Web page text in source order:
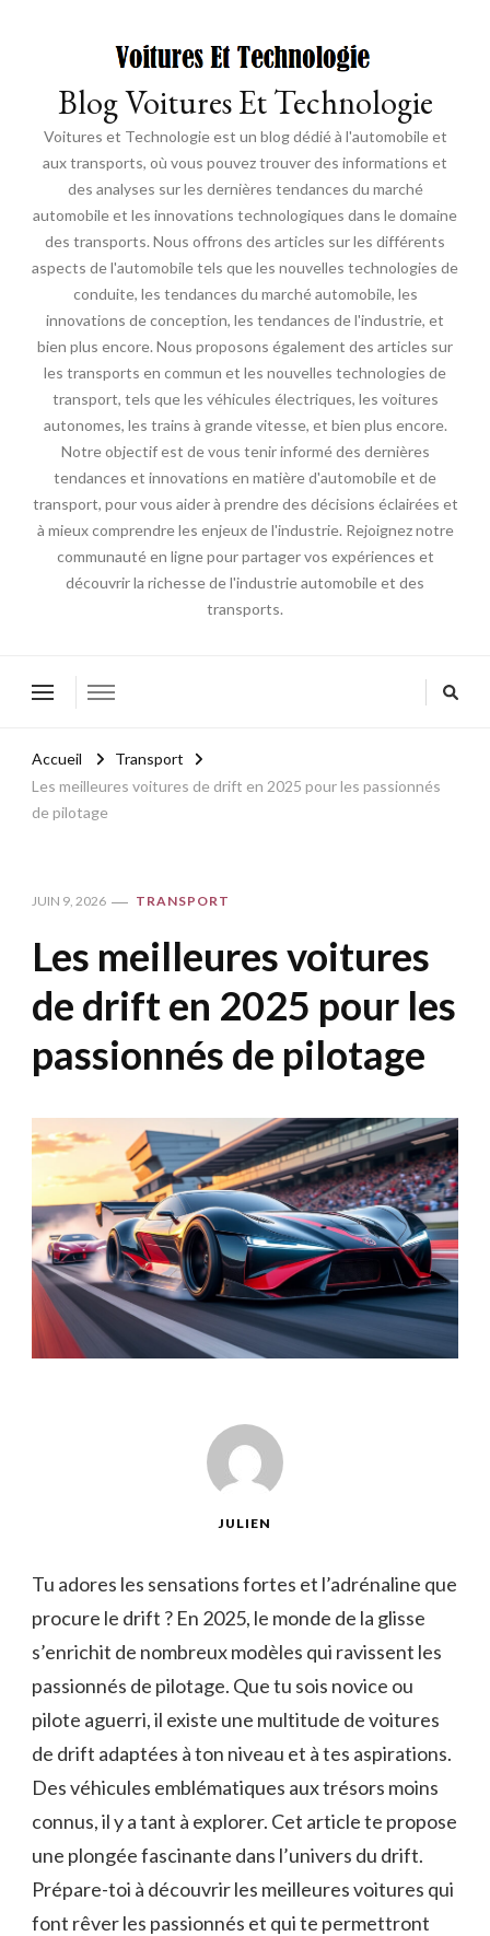
Blog Voitures Et Technologie
Voitures et Technologie est un blog dédié à l'automobile et
aux transports, où vous pouvez trouver des informations et
des analyses sur les dernières tendances du marché
automobile et les innovations technologiques dans le domaine
des transports. Nous offrons des articles sur les différents
aspects de l'automobile tels que les nouvelles technologies de
conduite, les tendances du marché automobile, les
innovations de conception, les tendances de l'industrie, et
bien plus encore. Nous proposons également des articles sur
les transports en commun et les nouvelles technologies de
transport, tels que les véhicules électriques, les voitures
autonomes, les trains à grande vitesse, et bien plus encore.
Notre objectif est de vous tenir informé des dernières
tendances et innovations en matière d'automobile et de
transport, pour vous aider à prendre des décisions éclairées et
à mieux comprendre les enjeux de l'industrie. Rejoignez notre
communauté en ligne pour partager vos expériences et
découvrir la richesse de l'industrie automobile et des
transports.
Accueil
Transport
Les meilleures voitures de drift en 2025 pour les passionnés
de pilotage
JUIN 9, 2026 TRANSPORT
Les meilleures voitures
de drift en 2025 pour les
passionnés de pilotage
JULIEN
Tu adores les sensations fortes et l’adrénaline que
procure le drift ? En 2025, le monde de la glisse
s’enrichit de nombreux modèles qui ravissent les
passionnés de pilotage. Que tu sois novice ou
pilote aguerri, il existe une multitude de voitures
de drift adaptées à ton niveau et à tes aspirations.
Des véhicules emblématiques aux trésors moins
connus, il y a tant à explorer. Cet article te propose
une plongée fascinante dans l’univers du drift.
Prépare-toi à découvrir les meilleures voitures qui
font rêver les passionnés et qui te permettront